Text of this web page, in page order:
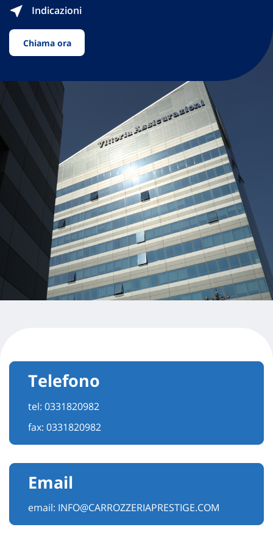
Indicazioni
Chiama ora
Telefono
tel: 0331820982
fax: 0331820982
Email
email: INFO@CARROZZERIAPRESTIGE.COM